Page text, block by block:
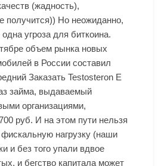
(жадность),
получится)) Но неожиданно,
угроза для биткоина.
объем рынка новых
в России составил
Заказать Testosteron E
займа, выдаваемый
организациями,
руб. И на этом пути нельзя
нагрузку (наши
и без того упали вдвое
и бегство капитала может